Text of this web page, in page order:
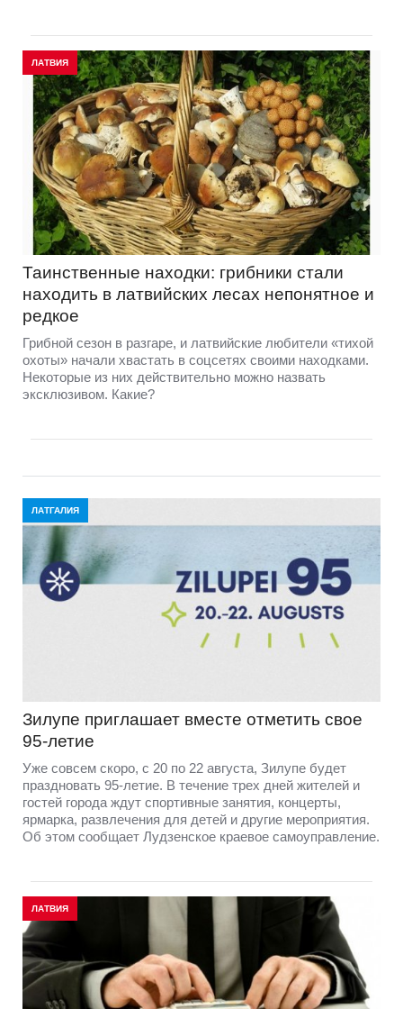
ЛАТВИЯ
Таинственные находки: грибники стали
находить в латвийских лесах непонятное и
редкое
Грибной сезон в разгаре, и латвийские любители «тихой
охоты» начали хвастать в соцсетях своими находками.
Некоторые из них действительно можно назвать
эксклюзивом. Какие?
ЛАТГАЛИЯ
Зилупе приглашает вместе отметить свое
95-летие
Уже совсем скоро, с 20 по 22 августа, Зилупе будет
праздновать 95-летие. В течение трех дней жителей и
гостей города ждут спортивные занятия, концерты,
ярмарка, развлечения для детей и другие мероприятия.
Об этом сообщает Лудзенское краевое самоуправление.
ЛАТВИЯ